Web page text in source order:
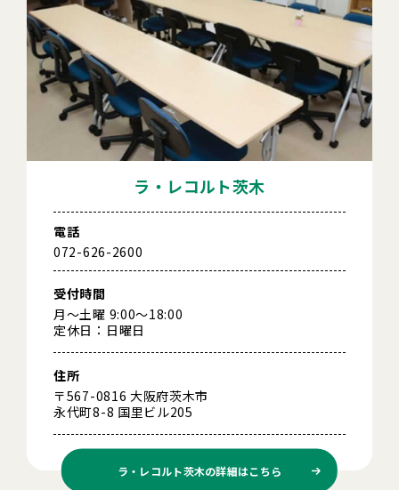
ラ・レコルト茨木
電話
072-626-2600
受付時間
月～土曜 9:00～18:00
定休日：日曜日
住所
〒567-0816 大阪府茨木市
永代町8-8 国里ビル205
ラ・レコルト茨木の詳細はこちら